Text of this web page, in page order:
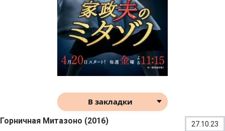
В закладки
Горничная Митазоно (2016) 27.10.23